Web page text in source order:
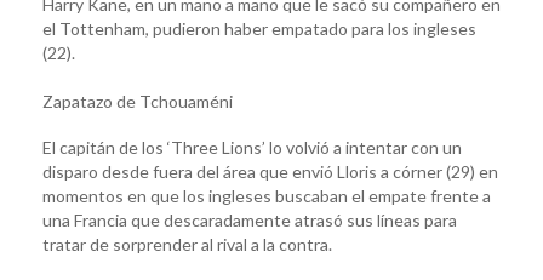
el Tottenham, pudieron haber empatado para los ingleses
(22).
Zapatazo de Tchouaméni
El capitán de los ‘Three Lions’ lo volvió a intentar con un
disparo desde fuera del área que envió Lloris a córner (29) en
momentos en que los ingleses buscaban el empate frente a
una Francia que descaradamente atrasó sus líneas para
tratar de sorprender al rival a la contra.